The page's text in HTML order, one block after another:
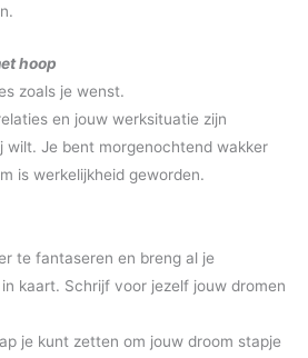
hoop
zoals je wenst.
en jouw werksituatie zijn
wilt. Je bent morgenochtend wakker
is werkelijkheid geworden.
te fantaseren en breng al je
kaart. Schrijf voor jezelf jouw dromen
je kunt zetten om jouw droom stapje